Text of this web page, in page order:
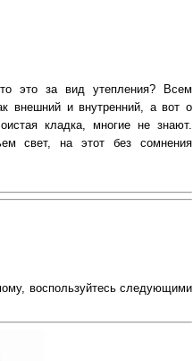
это за вид утепления? Всем
внешний и внутренний, а вот о
кладка, многие не знают.
свет, на этот без сомнения
воспользуйтесь следующими